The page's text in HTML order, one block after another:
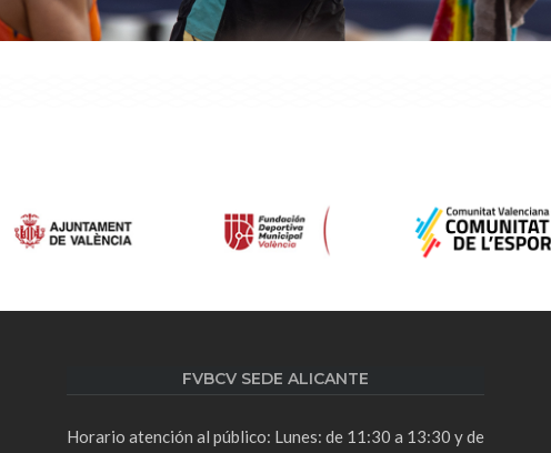
FVBCV SEDE ALICANTE
Horario atención al público: Lunes: de 11:30 a 13:30 y de